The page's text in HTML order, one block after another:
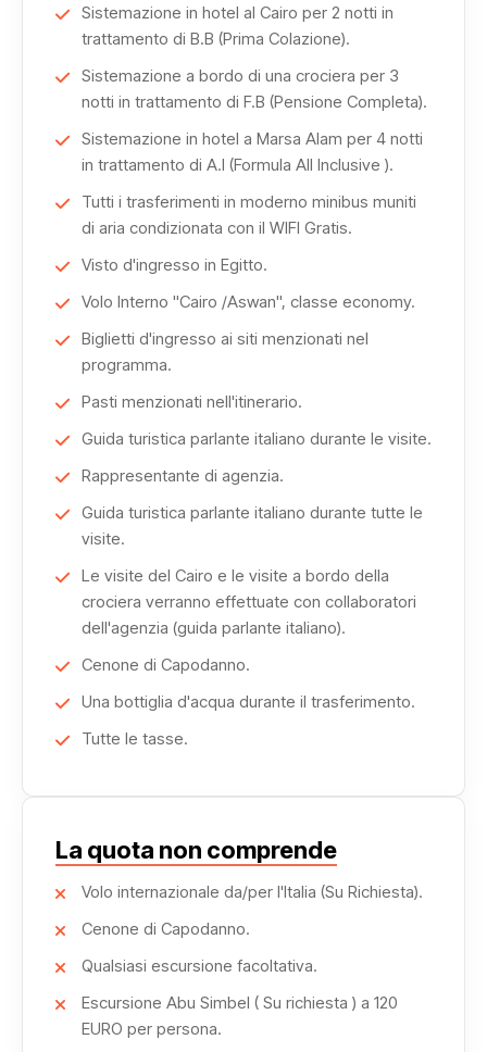
un'avventura, con escursioni guidate che ti porteranno
indietro nel tempo, alla scoperta dei misteri dell'antico
Egitto.
Il tuo viaggio culminerà aMarsa Alam,una perla del
Qui potrai rilassarti sulle splendide spiagge di
sabbia bianca, nuotare nelle acque cristalline e esplorare i
colorati fondali marini ricchi di vita.
Per gli amanti dello snorkeling e delle immersioni, Marsa
Alam offre alcune delle migliori esperienze subacquee al
mondo.
modernità.
bordo della tua nave da crociera o in un resort di lusso a
musica tradizionale e fuochi d'artificio che illuminano il
cielo notturno.
Questo pacchetto tutto incluso ti offre il meglio dell'Egitto:
dall'antica storia alla moderna ospitalità, dalle avventure
culturali al relax balneare.
Alloggerai in hotel di prima classe, gusterai la deliziosa
che ti sveleranno i segreti di questa terra affascinante
Partenza finale dirittamente per l'Italia dall'aeroporto di
Marsa Alam.
Egitto indimenticabile.
Sistemazione in hotel al Cairo per 2 notti in
trattamento di B.B (Prima Colazione).
Sistemazione a bordo di una crociera per 3
notti in trattamento di F.B (Pensione Completa).
Sistemazione in hotel a Marsa Alam per 4 notti
in trattamento di A.I (Formula All Inclusive ).
Tutti i trasferimenti in moderno minibus muniti
di aria condizionata con il WIFI Gratis.
Visto d'ingresso in Egitto.
Volo Interno ''Cairo /Aswan'', classe economy.
Biglietti d'ingresso ai siti menzionati nel
programma.
Pasti menzionati nell'itinerario.
Guida turistica parlante italiano durante le visite.
Rappresentante di agenzia.
Guida turistica parlante italiano durante tutte le
visite.
Le visite del Cairo e le visite a bordo della
crociera verranno effettuate con collaboratori
dell'agenzia (guida parlante italiano).
Cenone di Capodanno.
Una bottiglia d'acqua durante il trasferimento.
Tutte le tasse.
La quota non comprende
Volo internazionale da/per l'Italia (Su Richiesta).
Cenone di Capodanno.
Qualsiasi escursione facoltativa.
Escursione Abu Simbel ( Su richiesta ) a 120
EURO per persona.